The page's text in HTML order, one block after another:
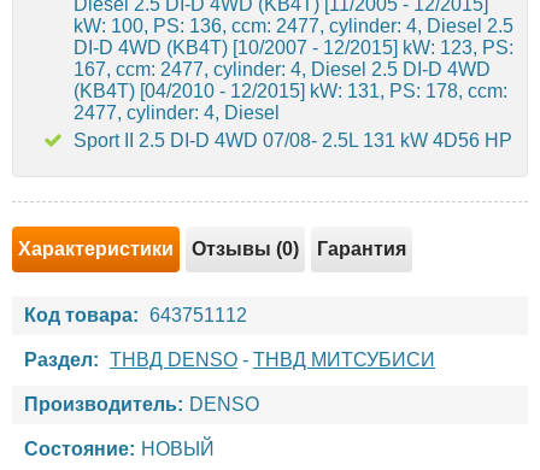
kW: 100, PS: 136, ccm: 2477, cylinder: 4, Diesel 2.5
DI-D 4WD (KB4T) [10/2007 - 12/2015] kW: 123, PS:
167, ccm: 2477, cylinder: 4, Diesel 2.5 DI-D 4WD
(KB4T) [04/2010 - 12/2015] kW: 131, PS: 178, ccm:
2477, cylinder: 4, Diesel
Sport II 2.5 DI-D 4WD 07/08- 2.5L 131 kW 4D56 HP
Характеристики Отзывы (0) Гарантия
Код товара: 643751112
Раздел: ТНВД DENSO - ТНВД МИТСУБИСИ
Производитель: DENSO
Состояние: НОВЫЙ